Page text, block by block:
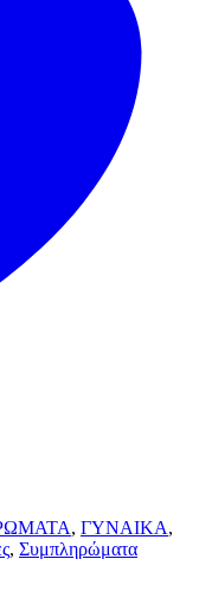
, ΓΥΝΑΙΚΑ,
, Συμπληρώματα